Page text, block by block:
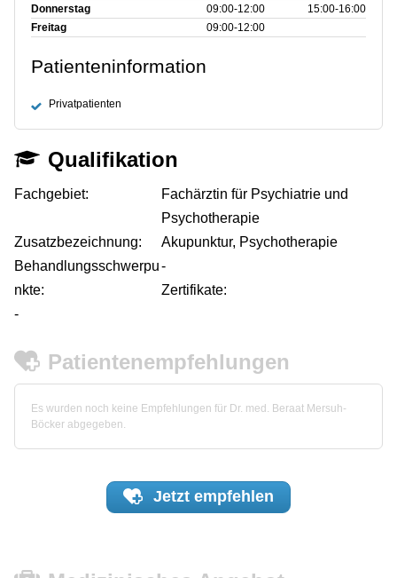
Donnerstag
09:00‑12:00
15:00‑16:00
Freitag
09:00‑12:00
Patienteninformation
Privatpatienten
Qualifikation
Fachgebiet:
Fachärztin für Psychiatrie und
Psychotherapie
Zusatzbezeichnung:
Akupunktur, Psychotherapie
Behandlungsschwerpu
nkte:
-
Zertifikate:
-
Patientenempfehlungen
Es wurden noch keine Empfehlungen für Dr. med. Beraat Mersuh-
Böcker abgegeben.
Jetzt empfehlen